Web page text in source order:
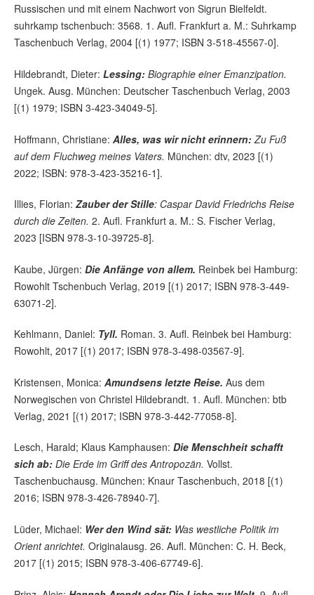
Russischen und mit einem Nachwort von Sigrun Bielfeldt.
suhrkamp tschenbuch: 3568. 1. Aufl. Frankfurt a. M.: Suhrkamp
Taschenbuch Verlag, 2004 [(1) 1977; ISBN 3-518-45567-0].
Hildebrandt, Dieter: Lessing: Biographie einer Emanzipation.
Ungek. Ausg. München: Deutscher Taschenbuch Verlag, 2003
[(1) 1979; ISBN 3-423-34049-5].
Hoffmann, Christiane: Alles, was wir nicht erinnern: Zu Fuß
auf dem Fluchweg meines Vaters. München: dtv, 2023 [(1)
2022; ISBN: 978-3-423-35216-1].
Illies, Florian: Zauber der Stille: Caspar David Friedrichs Reise
durch die Zeiten. 2. Aufl. Frankfurt a. M.: S. Fischer Verlag,
2023 [ISBN 978-3-10-39725-8].
Kaube, Jürgen: Die Anfänge von allem. Reinbek bei Hamburg:
Rowohlt Tschenbuch Verlag, 2019 [(1) 2017; ISBN 978-3-449-
63071-2].
Kehlmann, Daniel: Tyll. Roman. 3. Aufl. Reinbek bei Hamburg:
Rowohlt, 2017 [(1) 2017; ISBN 978-3-498-03567-9].
Kristensen, Monica: Amundsens letzte Reise. Aus dem
Norwegischen von Christel Hildebrandt. 1. Aufl. München: btb
Verlag, 2021 [(1) 2017; ISBN 978-3-442-77058-8].
Lesch, Harald; Klaus Kamphausen: Die Menschheit schafft
sich ab: Die Erde im Griff des Antropozän. Vollst.
Taschenbuchausg. München: Knaur Taschenbuch, 2018 [(1)
2016; ISBN 978-3-426-78940-7].
Lüder, Michael: Wer den Wind sät: Was westliche Politik im
Orient anrichtet. Originalausg. 26. Aufl. München: C. H. Beck,
2017 [(1) 2015; ISBN 978-3-406-67749-6].